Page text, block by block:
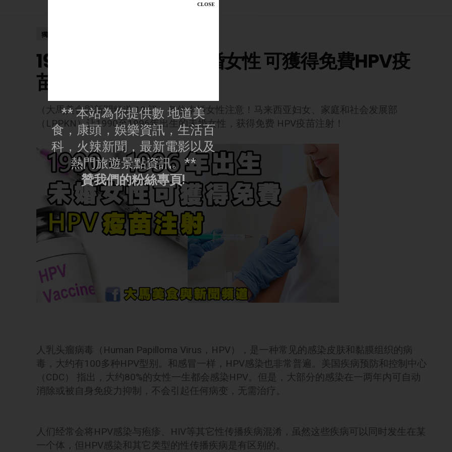
獨家新聞
1990 - 1996年出生未婚女性 可獲得免費HPV疫
苗注射
（大馬美食與新聞頻道 12 訊）各位未婚女性注意！马来西亚妇女、家庭和社会发展部
（LPPKN）让1990至1996年出生的未婚女性，获得免费 HPV疫苗注射！
人乳头瘤病毒（Human Papilloma Virus，HPV），是一种常见的感染皮肤和黏膜组织的病
毒，大约有100多种HPV型别。和感冒一样，HPV感染也非常普遍。美国疾病预防和控制中心
（CDC） 指出，大约80%的女性一生都会感染HPV。但是，大部分的感染在一两年内可自动
消除或被自身免疫力抑制，不会引起任何病变，无需治疗。
人们经常会将HPV感染与疱疹、HIV等其它性传播疾病混淆，虽然这些疾病可以同时发生在某
一个体，但HPV感染和其它类型的性传播疾病是有区别的。
** 本站為你提供數 地道美
食，康頭，娛樂資訊，生活百
科，火辣新聞，最新電影以及
熱門旅遊景點資訊。**
贊我們的粉絲專頁!